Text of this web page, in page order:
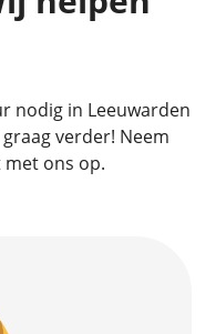
nodig in Leeuwarden
verder! Neem
ons op.